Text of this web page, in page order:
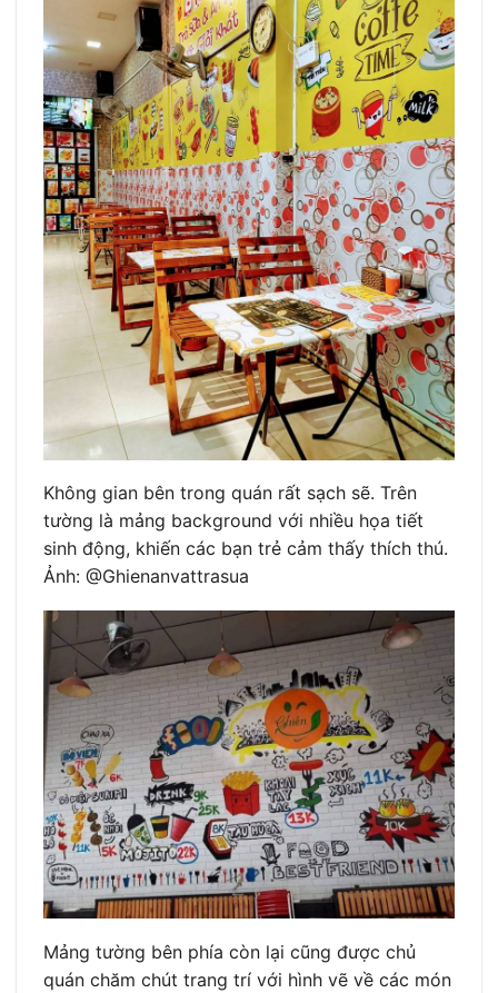
Không gian bên trong quán rất sạch sẽ. Trên
tường là mảng background với nhiều họa tiết
sinh động, khiến các bạn trẻ cảm thấy thích thú.
Ảnh: @Ghienanvattrasua
Mảng tường bên phía còn lại cũng được chủ
quán chăm chút trang trí với hình vẽ về các món